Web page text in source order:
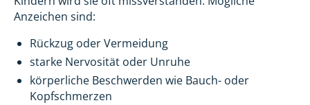
Anzeichen sind:
Rückzug oder Vermeidung
starke Nervosität oder Unruhe
körperliche Beschwerden wie Bauch- oder
Kopfschmerzen